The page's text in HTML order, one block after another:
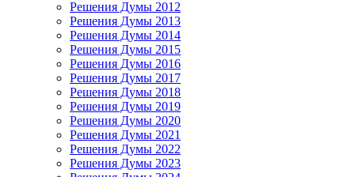
Решения Думы 2012
Решения Думы 2013
Решения Думы 2014
Решения Думы 2015
Решения Думы 2016
Решения Думы 2017
Решения Думы 2018
Решения Думы 2019
Решения Думы 2020
Решения Думы 2021
Решения Думы 2022
Решения Думы 2023